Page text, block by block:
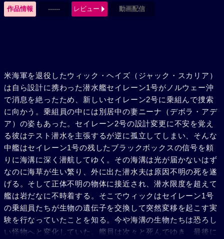
作品情報 ------ レビュー 動画配信
米海軍を退役したウィック・ヘイズ（ジャック・スカリア）
は自ら設計に携わった潜水艦セイレーン1号がノルウェー沖
で消息を絶ったため、新しいセイレーン2号に乗組んで捜索
に向かう。乗組員の中には別居中の妻ニーナ（デボラ・アデ
ア）の姿もあった。セイレーン2号の設計変更に不安を覚え
る彼はテスト潜水を主張するが逆に孤立してしまい、そんな
中艦はセイレーン1号の残したブラックボックスの信号を頼
りに海溝に深く潜航してゆく。その海溝は光が届かないはず
なのに海草が生い繁り、外に出た潜水夫は原因不明の死を遂
げる。そして正体不明の物体に接近され、潜水限度を超えて
艦は岩だなに不時着する。そこでウィックはセイレーン1号
の乗組員たちが生物の遺伝子を交換して突然変移を起こす実
験を行なっていたことを知る。今や海溝の生物たちは恐ろし
い怪物へと変化していた。艦員は次々と死んでゆき、最後に